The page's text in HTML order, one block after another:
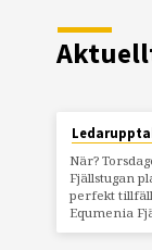
När?
Fjällstugan
perfekt
Equmenia